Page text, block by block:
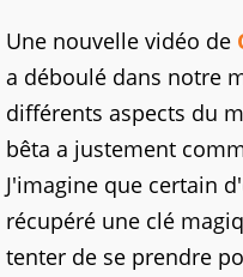
Une nouvelle vidéo de
a déboulé dans notre
différents aspects du
bêta a justement
J'imagine que certain
récupéré une clé
tenter de se prendre